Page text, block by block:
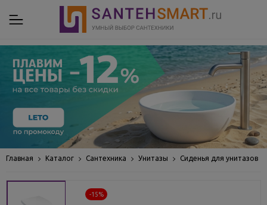
Главная Каталог Сантехника Унитазы Сиденья для унитазов
-15%